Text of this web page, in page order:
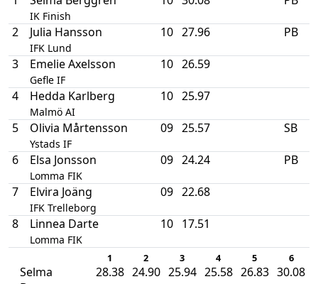
IK Finish
2 Julia Hansson
IFK Lund
10 27.96 PB
3 Emelie Axelsson
Gefle IF
10 26.59
4 Hedda Karlberg
Malmö AI
10 25.97
5 Olivia Mårtensson
Ystads IF
09 25.57 SB
6 Elsa Jonsson
Lomma FIK
09 24.24 PB
7 Elvira Joäng
IFK Trelleborg
09 22.68
8 Linnea Darte
Lomma FIK
10 17.51
1 2 3 4 5 6
Selma
28.38 24.90 25.94 25.58 26.83 30.08